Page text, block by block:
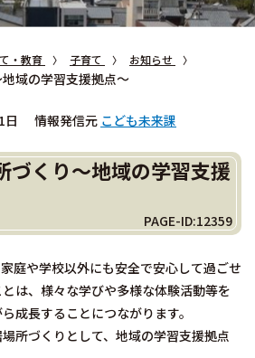
・教育 子育て お知らせ
域の学習支援拠点～
日 情報発信元 こども未来課
づくり～地域の学習支援
PAGE-ID:12359
庭や学校以外にも安全で安心して過ごせ
は、様々な学びや多様な体験活動等を
成長することにつながります。
所づくりとして、地域の学習支援拠点